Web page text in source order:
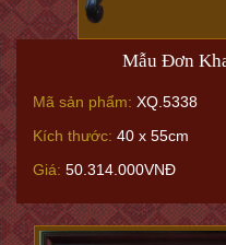
Mẫu Đơn
Mã sản phẩm: XQ.5338
Kích thước: 40 x 55cm
Giá: 50.314.000VNĐ